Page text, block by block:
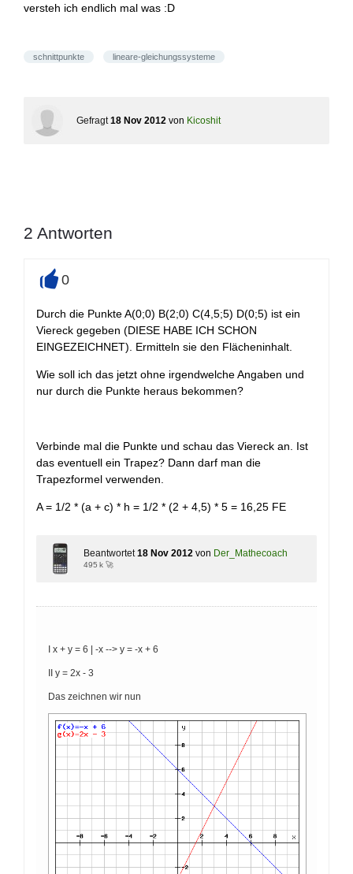
versteh ich endlich mal was :D
schnittpunkte lineare-gleichungssysteme
Gefragt 18 Nov 2012 von Kicoshit
2 Antworten
0
Durch die Punkte A(0;0) B(2;0) C(4,5;5) D(0;5) ist ein
Viereck gegeben (DIESE HABE ICH SCHON
EINGEZEICHNET). Ermitteln sie den Flächeninhalt.
Wie soll ich das jetzt ohne irgendwelche Angaben und
nur durch die Punkte heraus bekommen?
Verbinde mal die Punkte und schau das Viereck an. Ist
das eventuell ein Trapez? Dann darf man die
Trapezformel verwenden.
A = 1/2 * (a + c) * h = 1/2 * (2 + 4,5) * 5 = 16,25 FE
Beantwortet 18 Nov 2012 von Der_Mathecoach
495 k 🚀
I x + y = 6 | -x --> y = -x + 6
II y = 2x - 3
Das zeichnen wir nun